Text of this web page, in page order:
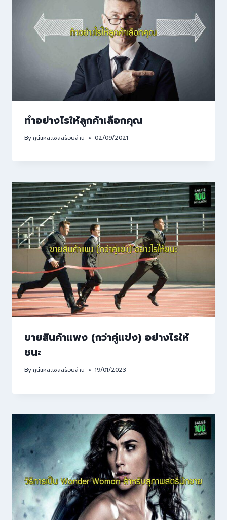
ทำอย่างไรให้ลูกค้าเลือกคุณ
Byกูนี่แหละเซลล์ร้อยล้าน 02/09/2021
ขายสินค้าแพง (กว่าคู่แข่ง) อย่างไรให้
ชนะ
Byกูนี่แหละเซลล์ร้อยล้าน 19/01/2023